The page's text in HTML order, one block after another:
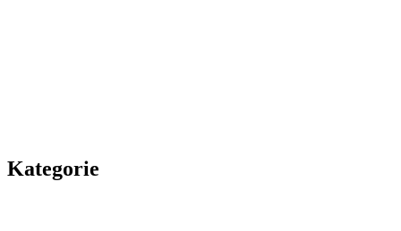
Kategorie